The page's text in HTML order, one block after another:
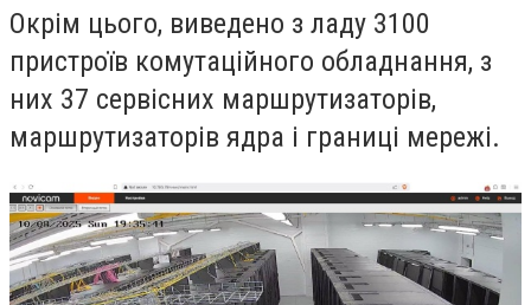
Окрім цього, виведено з ладу 3100
пристроїв комутаційного обладнання, з
них 37 сервісних маршрутизаторів,
маршрутизаторів ядра і границі мережі.